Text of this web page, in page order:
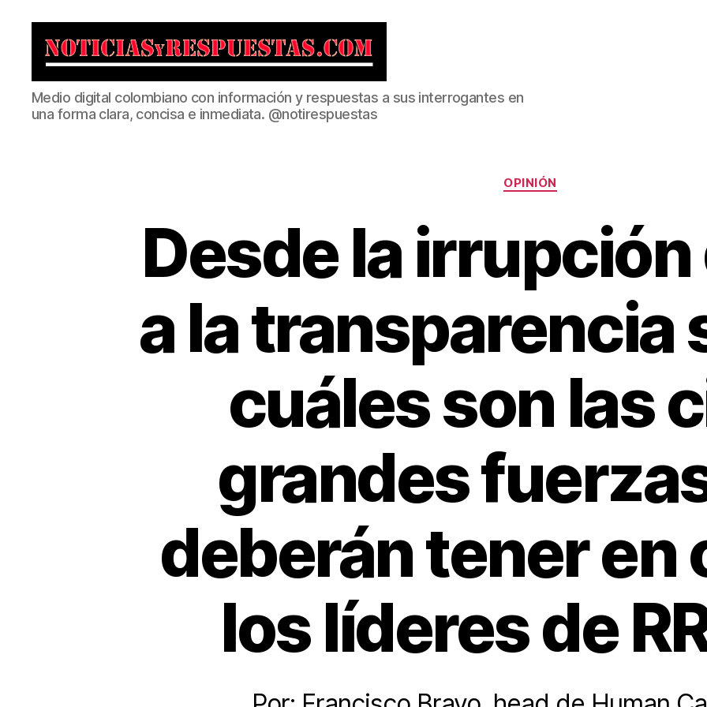
Noticias
y
Respuestas
Medio digital colombiano con información y respuestas a sus interrogantes en
una forma clara, concisa e inmediata. @notirespuestas
Categorías
OPINIÓN
Desde la irrupción
a la transparencia
cuáles son las
grandes
deberán tener en
los líderes de